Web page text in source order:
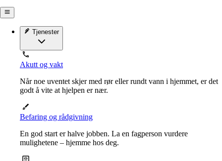
Tjenester
Akutt og vakt
Når noe uventet skjer med rør eller rundt vann i hjemmet, er det
godt å vite at hjelpen er nær.
Befaring og rådgivning
En god start er halve jobben. La en fagperson vurdere
mulighetene – hjemme hos deg.